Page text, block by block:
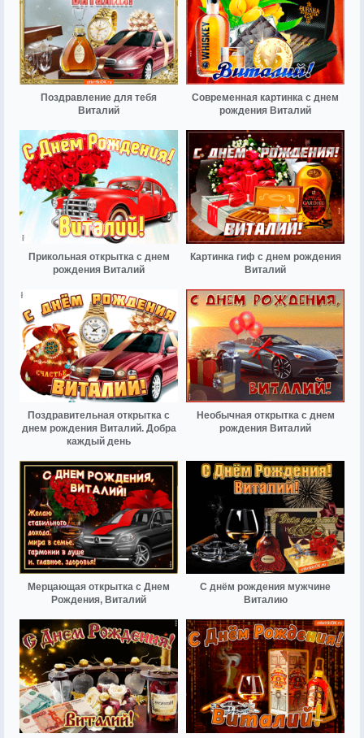
Поздравление для тебя
Виталий
Современная картинка с днем
рождения Виталий
Прикольная открытка с днем
рождения Виталий
Картинка гиф с днем рождения
Виталий
Поздравительная открытка с
днем рождения Виталий. Добра
каждый день
Необычная открытка с днем
рождения Виталий
Мерцающая открытка с Днем
Рождения, Виталий
С днём рождения мужчине
Виталию